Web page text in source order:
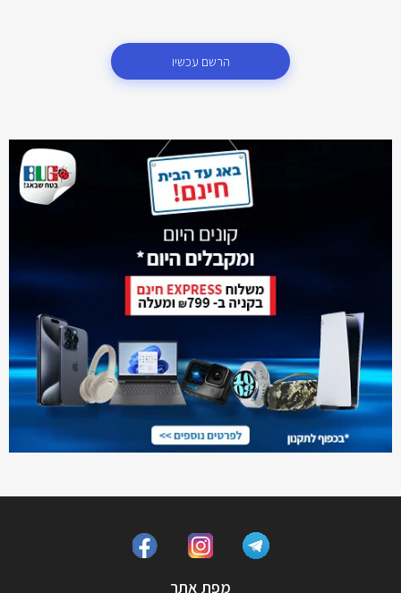
הרשם עכשיו
מפת אתר